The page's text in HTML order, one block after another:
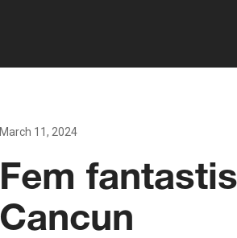
March 11, 2024
Fem
Cancun